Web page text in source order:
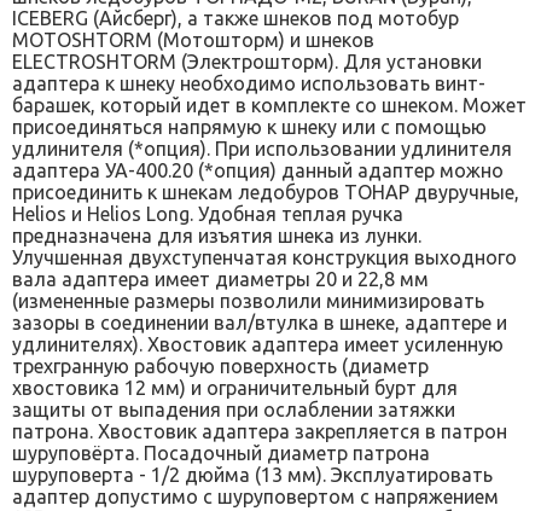
ICEBERG (Айсберг), а также шнеков под мотобур
MOTOSHTORM (Мотошторм) и шнеков
ELECTROSHTORM (Электрошторм). Для установки
адаптера к шнеку необходимо использовать винт-
барашек, который идет в комплекте со шнеком. Может
присоединяться напрямую к шнеку или с помощью
удлинителя (*опция). При использовании удлинителя
адаптера УА-400.20 (*опция) данный адаптер можно
присоединить к шнекам ледобуров ТОНАР двуручные,
Helios и Helios Long. Удобная теплая ручка
предназначена для изъятия шнека из лунки.
Улучшенная двухступенчатая конструкция выходного
вала адаптера имеет диаметры 20 и 22,8 мм
(измененные размеры позволили минимизировать
зазоры в соединении вал/втулка в шнеке, адаптере и
удлинителях). Хвостовик адаптера имеет усиленную
трехгранную рабочую поверхность (диаметр
хвостовика 12 мм) и ограничительный бурт для
защиты от выпадения при ослаблении затяжки
патрона. Хвостовик адаптера закрепляется в патрон
шуруповёрта. Посадочный диаметр патрона
шуруповерта - 1/2 дюйма (13 мм). Эксплуатировать
адаптер допустимо с шуруповертом с напряжением